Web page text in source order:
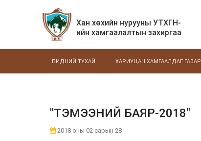
Хан хөхийн нурууны УТХГН-
ийн хамгаалалтын захиргаа
БИДНИЙ ТУХАЙ ХАРИУЦАН ХАМГААЛДАГ ГАЗАР
"ТЭМЭЭНИЙ БАЯР-2018"
2018 оны 02 сарын 28